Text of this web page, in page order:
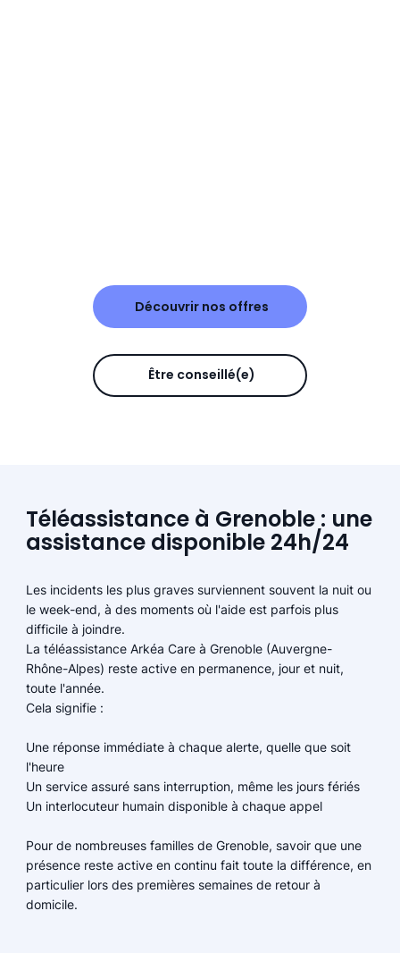
Découvrir nos offres
Être conseillé(e)
Téléassistance à Grenoble : une
assistance disponible 24h/24
Les incidents les plus graves surviennent souvent la nuit ou
le week-end, à des moments où l'aide est parfois plus
difficile à joindre.
La téléassistance Arkéa Care à Grenoble (Auvergne-
Rhône-Alpes) reste active en permanence, jour et nuit,
toute l'année.
Cela signifie :
Une réponse immédiate à chaque alerte, quelle que soit
l'heure
Un service assuré sans interruption, même les jours fériés
Un interlocuteur humain disponible à chaque appel
Pour de nombreuses familles de Grenoble, savoir que une
présence reste active en continu fait toute la différence, en
particulier lors des premières semaines de retour à
domicile.